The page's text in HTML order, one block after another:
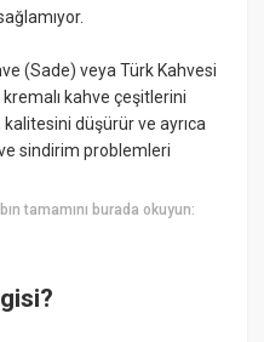
(Sade) veya Türk Kahvesi
kahve çeşitlerini
düşürür ve ayrıca
sindirim problemleri
tamamını burada okuyun: